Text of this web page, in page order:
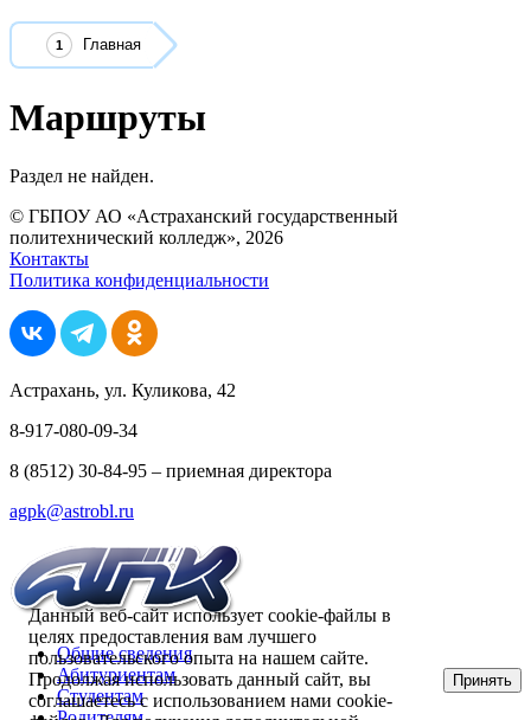
Главная
Маршруты
Раздел не найден.
© ГБПОУ АО «Астраханский государственный
политехнический колледж», 2026
Контакты
Политика конфиденциальности
Астрахань, ул. Куликова, 42
8-917-080-09-34
8 (8512) 30-84-95 – приемная директора
agpk@astrobl.ru
Общие сведения
Абитуриентам
Студентам
Данный веб-сайт использует cookie-файлы в
целях предоставления вам лучшего
пользовательского опыта на нашем сайте.
Продолжая использовать данный сайт, вы
соглашаетесь с использованием нами cookie-
Принять